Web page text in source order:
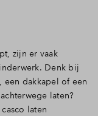
zijn er vaak
Denk bij
dakkapel of een
laten?
laten